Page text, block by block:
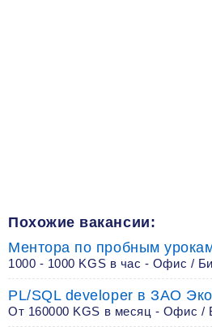
Похожие вакансии:
Ментора по пробным
1000 - 1000 KGS в час - Офис /
PL/SQL developer в ЗАО
От 160000 KGS в месяц - Офис /